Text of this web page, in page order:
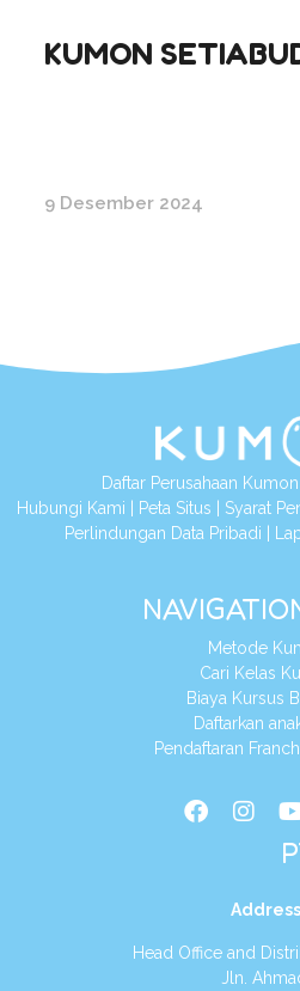
KUMON
9 Desember 2024
Daftar Perusahaan
Hubungi Kami | Peta Situs | Syarat
Perlindungan Data Pribadi |
Metode
Cari Kelas
Biaya Kursus
Daftarkan
Pendaftaran
Address
Head Office and
Jln. Ahmad